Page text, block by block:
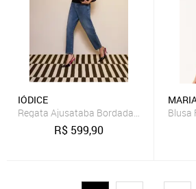
IÓDICE
Regata Ajusataba Bordada Profilo - Preto
R$ 599,90
Blusa